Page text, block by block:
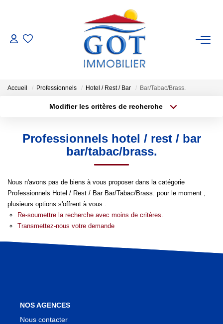
VENTES
GESTION
ESTIMATION
NOS AGENCES
Nos Agences
Accueil Professionnels Hotel / Rest / Bar Bar/Tabac/Brass.
Modifier les critères de recherche
Type de bien
Surface min
Créer une alerte
Professionnels hotel / rest / bar
bar/tabac/brass.
Nous n'avons pas de biens à vous proposer dans la catégorie
Professionnels Hotel / Rest / Bar Bar/Tabac/Brass. pour le moment ,
plusieurs options s'offrent à vous :
Re-soumettre la recherche avec moins de critères.
Transmettez-nous votre demande
NOS AGENCES
Nous contacter